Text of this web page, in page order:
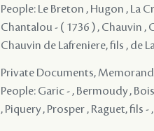
People: Le Breton , Hugon , La
Chantalou - ( 1736 ) , Chauvin ,
Chauvin de Lafreniere, fils , de
Private Documents,
People: Garic - , Bermoudy ,
, Piquery , Prosper , Raguet, fils